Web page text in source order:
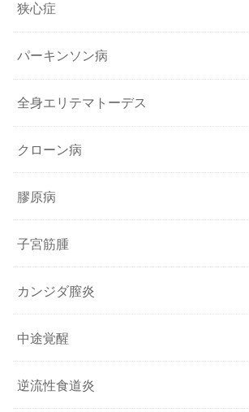
狭心症
パーキンソン病
全身エリテマトーデス
クローン病
膠原病
子宮筋腫
カンジダ膣炎
中途覚醒
逆流性食道炎